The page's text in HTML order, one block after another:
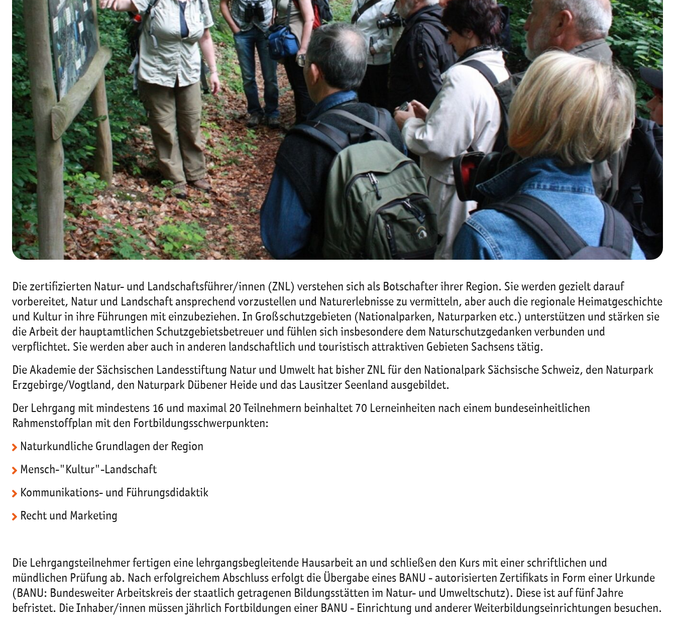
Die zertifizierten Natur- und Landschaftsführer/innen (ZNL) verstehen sich als Botschafter ihrer Region. Sie werden gezielt darauf
vorbereitet, Natur und Landschaft ansprechend vorzustellen und Naturerlebnisse zu vermitteln, aber auch die regionale Heimatgeschichte
und Kultur in ihre Führungen mit einzubeziehen. In Großschutzgebieten (Nationalparken, Naturparken etc.) unterstützen und stärken sie
die Arbeit der hauptamtlichen Schutzgebietsbetreuer und fühlen sich insbesondere dem Naturschutzgedanken verbunden und
verpflichtet. Sie werden aber auch in anderen landschaftlich und touristisch attraktiven Gebieten Sachsens tätig.
Die Akademie der Sächsischen Landesstiftung Natur und Umwelt hat bisher ZNL für den Nationalpark Sächsische Schweiz, den Naturpark
Erzgebirge/Vogtland, den Naturpark Dübener Heide und das Lausitzer Seenland ausgebildet.
Der Lehrgang mit mindestens 16 und maximal 20 Teilnehmern beinhaltet 70 Lerneinheiten nach einem bundeseinheitlichen
Rahmenstoffplan mit den Fortbildungsschwerpunkten:
Naturkundliche Grundlagen der Region
Mensch-"Kultur"-Landschaft
Kommunikations- und Führungsdidaktik
Recht und Marketing
Die Lehrgangsteilnehmer fertigen eine lehrgangsbegleitende Hausarbeit an und schließen den Kurs mit einer schriftlichen und
mündlichen Prüfung ab. Nach erfolgreichem Abschluss erfolgt die Übergabe eines BANU - autorisierten Zertifikats in Form einer Urkunde
(BANU: Bundesweiter Arbeitskreis der staatlich getragenen Bildungsstätten im Natur- und Umweltschutz). Diese ist auf fünf Jahre
befristet. Die Inhaber/innen müssen jährlich Fortbildungen einer BANU - Einrichtung und anderer Weiterbildungseinrichtungen besuchen.